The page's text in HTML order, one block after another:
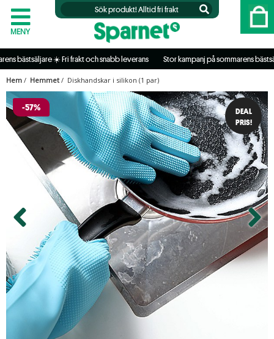
bästsäljare ☀️ Fri frakt och snabb leverans Stor kampanj på sommarens
Hem / Hemmet/ Diskhandskar i silikon (1 par)
DEAL
PRIS!
-57%
MENY